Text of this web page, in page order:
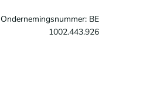
Ondernemingsnummer: BE
1002.443.926